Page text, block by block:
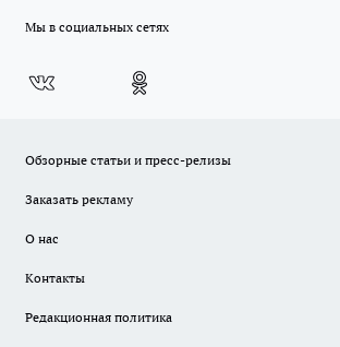
Мы в социальных сетях
Обзорные статьи и пресс-релизы
Заказать рекламу
О нас
Контакты
Редакционная политика